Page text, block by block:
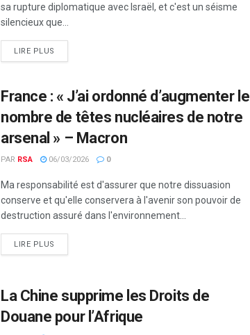
sa rupture diplomatique avec Israël, et c'est un séisme
silencieux que...
LIRE PLUS
France : « J’ai ordonné d’augmenter le
nombre de têtes nucléaires de notre
arsenal » – Macron
PAR RSA 06/03/2026 0
Ma responsabilité est d'assurer que notre dissuasion
conserve et qu'elle conservera à l'avenir son pouvoir de
destruction assuré dans l'environnement...
LIRE PLUS
La Chine supprime les Droits de
Douane pour l’Afrique